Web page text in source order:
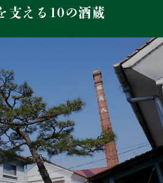
支える10の酒蔵